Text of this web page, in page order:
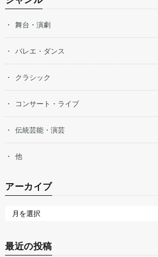
舞台・演劇
バレエ・ダンス
クラシック
コンサート・ライブ
伝統芸能・演芸
他
アーカイブ
最近の投稿